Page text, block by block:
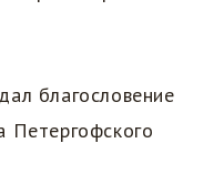
благословение
Петергофского